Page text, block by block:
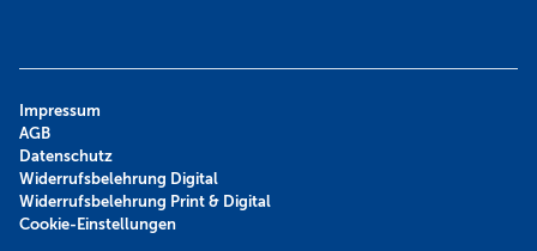
Impressum
AGB
Datenschutz
Widerrufsbelehrung Digital
Widerrufsbelehrung Print & Digital
Cookie-Einstellungen